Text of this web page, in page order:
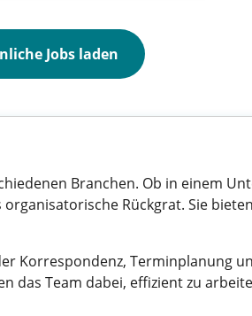
Jobs laden
Branchen. Ob in einem
Rückgrat. Sie
Korrespondenz, Terminplanung
Team dabei, effizient zu